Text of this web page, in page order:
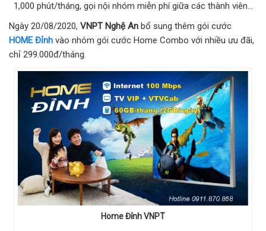
1,000 phút/tháng, gọi nội nhóm miễn phí giữa các thành viên…
Ngày 20/08/2020, VNPT Nghệ An bổ sung thêm gói cước
HOME Đỉnh vào nhóm gói cước Home Combo với nhiều ưu đãi,
chỉ 299.000đ/tháng.
Home Đỉnh VNPT